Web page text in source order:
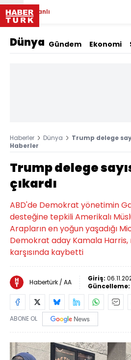
Canlı
Dünya Gündem Ekonomi
Haberler Dünya
Trump delege
Haberler
Trump delege
çıkardı
ABD'de Demokrat yönetimin
desteğine tepkili Amerikalı
Arapların en yoğun yaşadığı
Demokrat aday Kamala
karşısında kaybetti
Habertürk / AA Giriş:
Güncelleme:
ABONE OL